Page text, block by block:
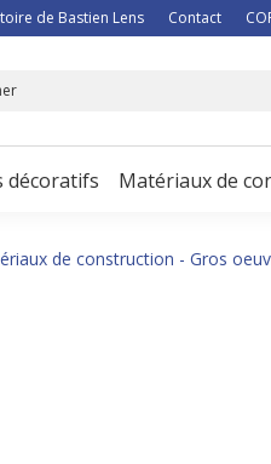
de Bastien Lens Contact
décoratifs Matériaux de
de construction - Gros